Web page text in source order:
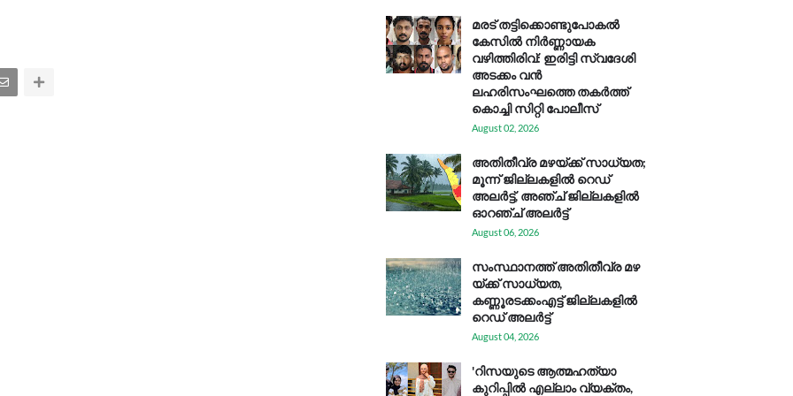
മരട് തട്ടിക്കൊണ്ടുപോകൽ
കേസിൽ നിർണ്ണായക
വഴിത്തിരിവ്: ഇരിട്ടി സ്വദേശി
അടക്കം വൻ
ലഹരിസംഘത്തെ തകർത്ത്
കൊച്ചി സിറ്റി പോലീസ്
August 02, 2026
അതിതീവ്ര മഴയ്ക്ക് സാധ്യത;
മൂന്ന് ജില്ലകളിൽ റെഡ്
അലർട്ട്, അഞ്ച് ജില്ലകളിൽ
ഓറഞ്ച് അലർട്ട്
August 06, 2026
സം​സ്ഥാ​ന​ത്ത് അ​തി​തീ​വ്ര മ​ഴ​
യ്ക്ക് സാ​ധ്യ​ത,
കണ്ണൂരടക്കംഎ​ട്ട് ജി​ല്ല​ക​ളി​ൽ
റെ​ഡ് അ​ലർ​ട്ട്
August 04, 2026
'റിസയുടെ ആത്മഹത്യാ
കുറിപ്പിൽ എല്ലാം വ്യക്തം,